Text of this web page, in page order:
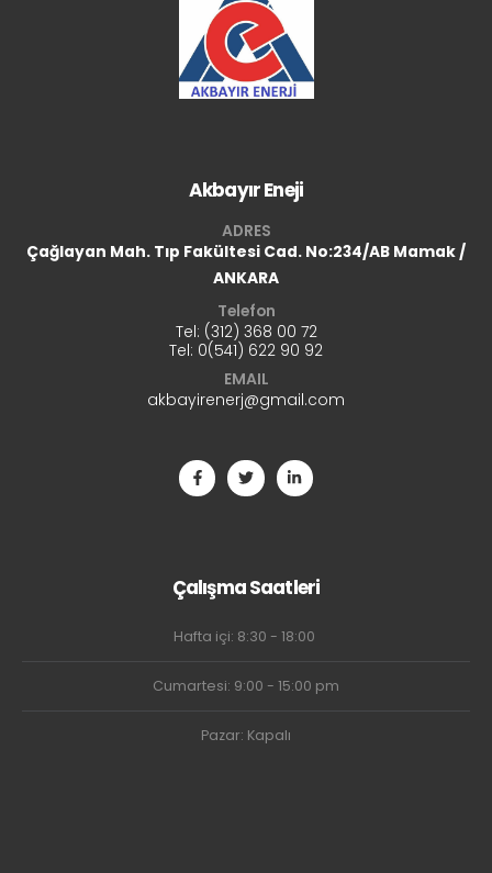
Akbayır Eneji
ADRES
Çağlayan Mah. Tıp Fakültesi Cad. No:234/AB Mamak /
ANKARA
Telefon
Tel: (312) 368 00 72
Tel: 0(541) 622 90 92
EMAIL
akbayirenerj@gmail.com
Çalışma Saatleri
Hafta içi: 8:30 - 18:00
Cumartesi: 9:00 - 15:00 pm
Pazar: Kapalı